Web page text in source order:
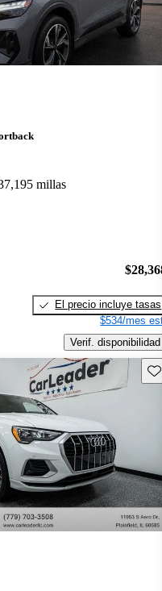
millas
El precio incluye tasas
$534/mes
Verif. disponibilidad